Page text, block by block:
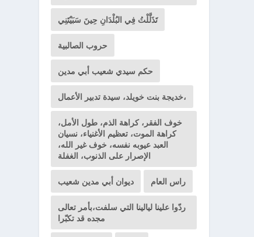
تَذَلَّلْتُ فِي البُلْدَانِ حِينَ سَبَيْتَنِي
حروب الصالبية
حكم سيدي شعيب أبي مدين
خديجة بنت خويلد، سيدة تدبير الأعمال،
خوف الفقر، كراهة الذم، طول الأمل،
كراهة الموت، تعظيم الأغنياء، نسيان
العبد عيوبه نفسه، خوف غير الله،
الإصرار على الذنوب، الغفلة
ديوان أبي مدين شعيب راس العام
ردّوا علينا ليالينا التي سلفت،بأمر تعالى
مجده قد تكبّرا